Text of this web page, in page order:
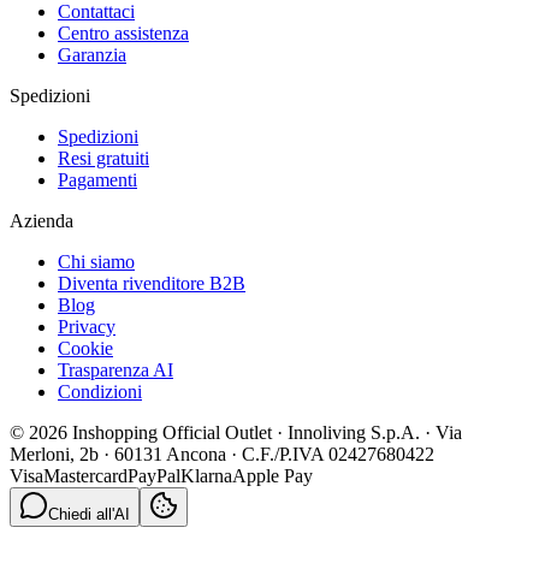
Contattaci
Centro assistenza
Garanzia
Spedizioni
Spedizioni
Resi gratuiti
Pagamenti
Azienda
Chi siamo
Diventa rivenditore B2B
Blog
Privacy
Cookie
Trasparenza AI
Condizioni
© 2026 Inshopping Official Outlet · Innoliving S.p.A. · Via
Merloni, 2b · 60131 Ancona · C.F./P.IVA 02427680422
VisaMastercardPayPalKlarnaApple Pay
Chiedi all'AI